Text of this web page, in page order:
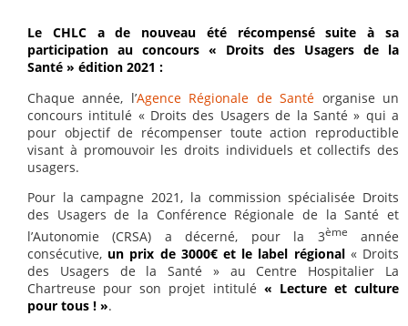
Le CHLC a de nouveau été récompensé suite à sa
participation au concours « Droits des Usagers de la
Santé » édition 2021 :
Chaque année, l’Agence Régionale de Santé organise un
concours intitulé « Droits des Usagers de la Santé » qui a
pour objectif de récompenser toute action reproductible
visant à promouvoir les droits individuels et collectifs des
usagers.
Pour la campagne 2021, la commission spécialisée Droits
des Usagers de la Conférence Régionale de la Santé et
l’Autonomie (CRSA) a décerné, pour la 3ème année
consécutive, un prix de 3000€ et le label régional« Droits
des Usagers de la Santé » au Centre Hospitalier La
Chartreuse pour son projet intitulé « Lecture et culture
pour tous ! ».